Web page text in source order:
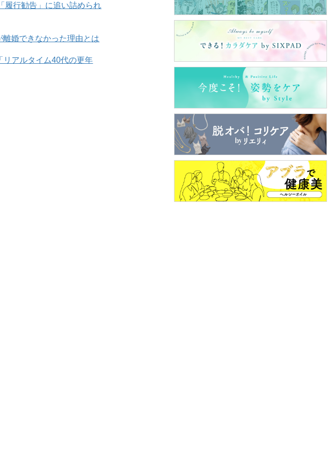
履行勧告」に追い詰められ
婚できなかった理由とは
リアルタイム40代の更年